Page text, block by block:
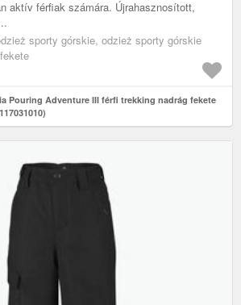
aktív férfiak számára. Újrahasznosított,
sporty górskie, odzież sporty górskie
Pouring Adventure III férfi trekking nadrág fekete